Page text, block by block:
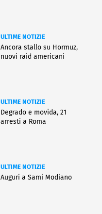
ULTIME NOTIZIE
Ancora stallo su Hormuz,
nuovi raid americani
ULTIME NOTIZIE
Degrado e movida, 21
arresti a Roma
ULTIME NOTIZIE
Auguri a Sami Modiano